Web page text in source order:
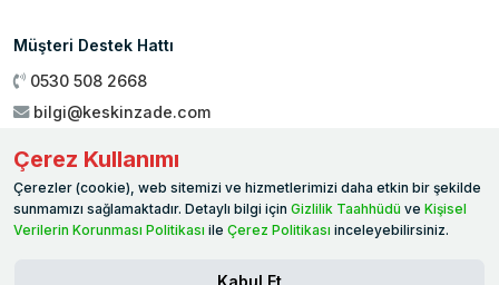
Müşteri Destek Hattı
0530 508 2668
bilgi@keskinzade.com
Genel Merkez: Yükseliş Mah. 1461. Sokak No:2/1 19 Mayıs
Ballıca / SAMSUN
Çerez Kullanımı
Çerezler (cookie), web sitemizi ve hizmetlerimizi daha etkin bir şekilde
sunmamızı sağlamaktadır. Detaylı bilgi için Gizlilik Taahhüdü ve Kişisel
Verilerin Korunması Politikası ile Çerez Politikası inceleyebilirsiniz.